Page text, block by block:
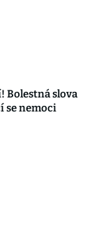
Bolestná slova
se nemoci